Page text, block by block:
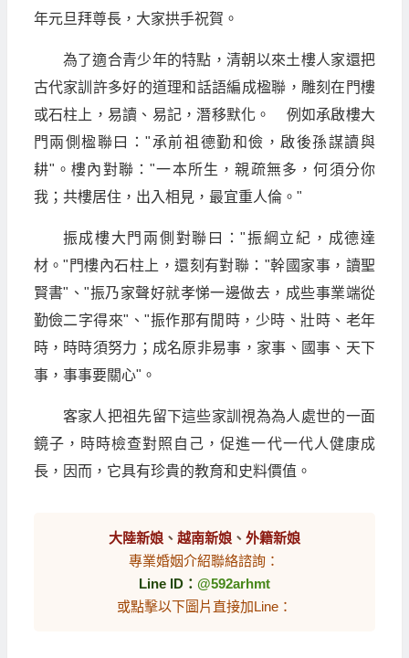
年元旦拜尊長，大家拱手祝賀。
為了適合青少年的特點，清朝以來土樓人家還把
古代家訓許多好的道理和話語編成楹聯，雕刻在門樓
或石柱上，易讀、易記，潛移默化。 例如承啟樓大
門兩側楹聯曰："承前祖德勤和儉，啟後孫謀讀與
耕"。樓內對聯："一本所生，親疏無多，何須分你
我；共樓居住，出入相見，最宜重人倫。"
振成樓大門兩側對聯曰："振綱立紀，成德達
材。"門樓內石柱上，還刻有對聯："幹國家事，讀聖
賢書"、"振乃家聲好就孝悌一邊做去，成些事業端從
勤儉二字得來"、"振作那有閒時，少時、壯時、老年
時，時時須努力；成名原非易事，家事、國事、天下
事，事事要關心"。
客家人把祖先留下這些家訓視為為人處世的一面
鏡子，時時檢查對照自己，促進一代一代人健康成
長，因而，它具有珍貴的教育和史料價值。
大陸新娘、 越南新娘、 外籍新娘
專業婚姻介紹聯絡諮詢：
Line ID： @592arhmt
或點擊以下圖片直接加Line：